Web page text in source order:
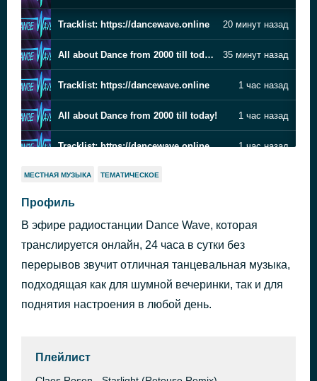
Tracklist: https://dancewave.online 20 минут назад
All about Dance from 2000 till today! 35 минут назад
Tracklist: https://dancewave.online 1 час назад
All about Dance from 2000 till today! 1 час назад
Tracklist: https://dancewave.online 1 час назад
All about Dance from 2000 till today!
Tracklist: https://dancewave.online
Tracklist: https://dancewave.online 1 час назад
МЕСТНАЯ МУЗЫКА ТЕМАТИЧЕСКОЕ
Профиль
В эфире радиостанции Dance Wave, которая
транслируется онлайн, 24 часа в сутки без
перерывов звучит отличная танцевальная музыка,
подходящая как для шумной вечеринки, так и для
поднятия настроения в любой день.
Плейлист